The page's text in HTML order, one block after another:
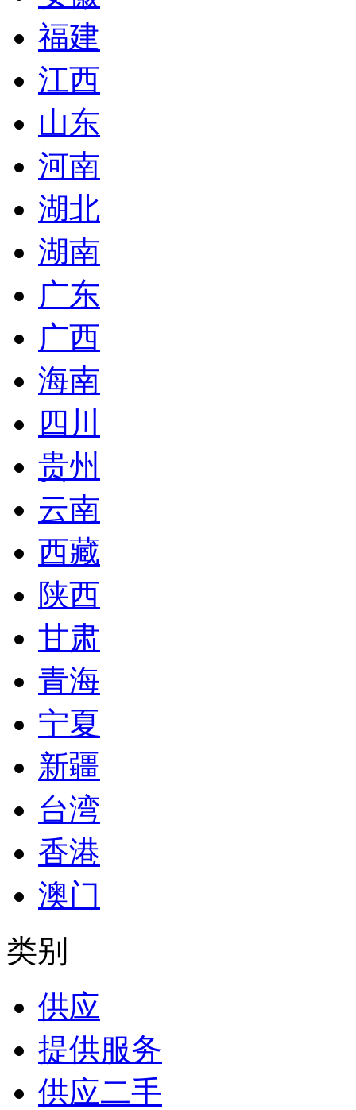
福建
江西
山东
河南
湖北
湖南
广东
广西
海南
四川
贵州
云南
西藏
陕西
甘肃
青海
宁夏
新疆
台湾
香港
澳门
类别
供应
提供服务
供应二手